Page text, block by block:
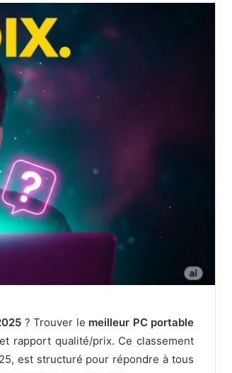
? Trouver le meilleur PC portable
rapport qualité/prix. Ce classement
est structuré pour répondre à tous